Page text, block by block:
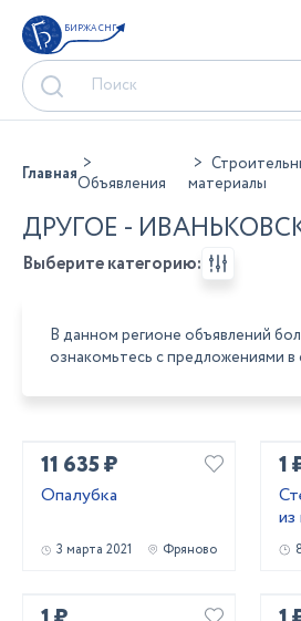
БИРЖА СНГ
ГлавнаяОбъявления
материалы
ДРУГОЕ -
Выберите категорию:
В данном регионе объявлений
ознакомьтесь с предложениями в
11 635 ₽
Опалубка
3 марта 2021 Фряново
1